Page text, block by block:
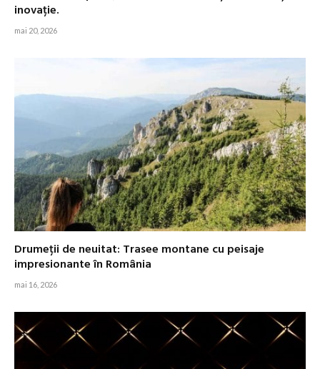
inovație.
mai 20, 2026
Drumeții de neuitat: Trasee montane cu peisaje
impresionante în România
mai 16, 2026